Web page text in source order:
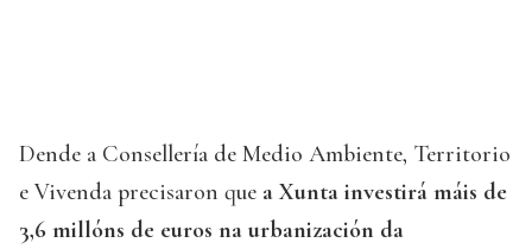
Dende a Consellería de Medio Ambiente, Territorio
e Vivenda precisaron que a Xunta investirá máis de
3,6 millóns de euros na urbanización da